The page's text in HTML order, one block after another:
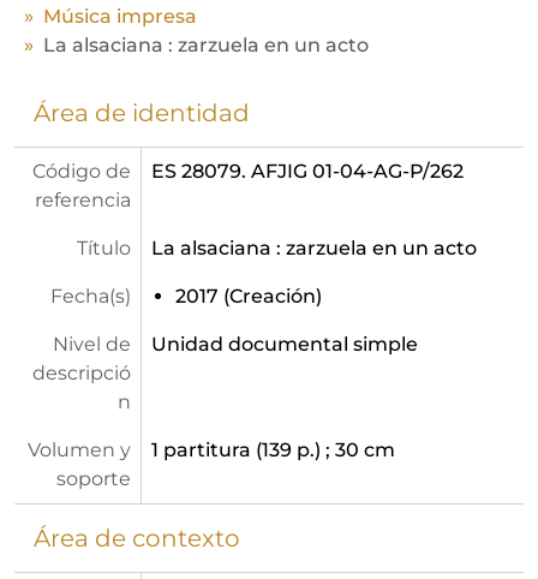
Música impresa
La alsaciana : zarzuela en un acto
Área de identidad
Código de
referencia
ES 28079. AFJIG 01-04-AG-P/262
Título La alsaciana : zarzuela en un acto
Fecha(s) 2017 (Creación)
Nivel de
descripció
n
Unidad documental simple
Volumen y
soporte
1 partitura (139 p.) ; 30 cm
Área de contexto